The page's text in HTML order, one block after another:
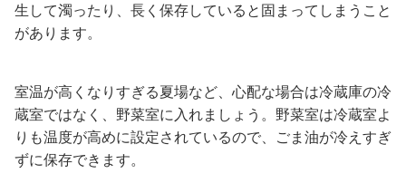
生して濁ったり、長く保存していると固まってしまうこと
があります。
室温が高くなりすぎる夏場など、心配な場合は冷蔵庫の冷
蔵室ではなく、野菜室に入れましょう。野菜室は冷蔵室よ
りも温度が高めに設定されているので、ごま油が冷えすぎ
ずに保存できます。